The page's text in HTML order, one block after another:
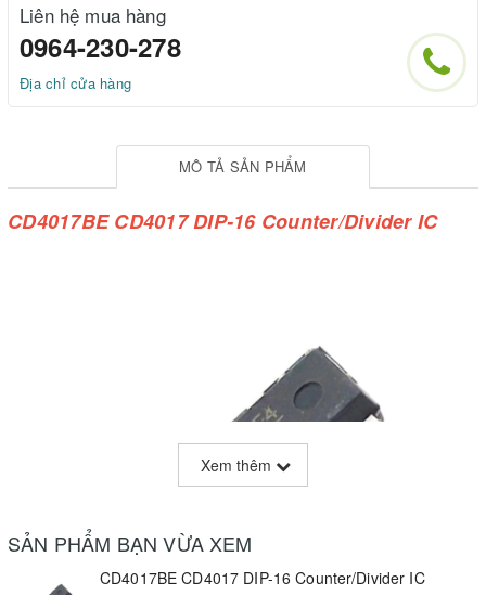
Liên hệ mua hàng
0964-230-278
Địa chỉ cửa hàng
MÔ TẢ SẢN PHẨM
CD4017BE CD4017 DIP-16 Counter/Divider IC
Xem thêm
SẢN PHẨM BẠN VỪA XEM
CD4017BE CD4017 DIP-16 Counter/Divider IC